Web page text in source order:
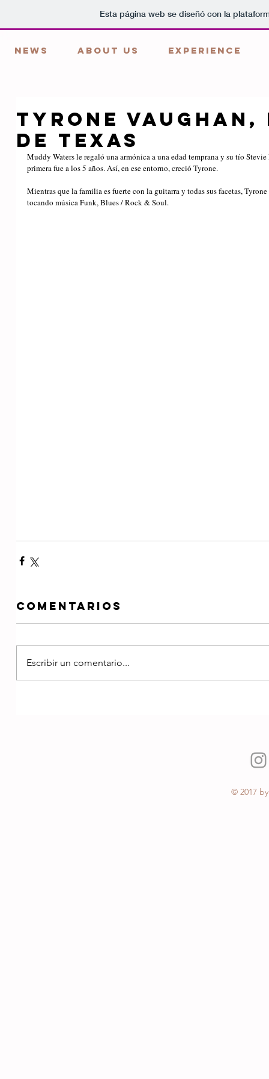
Esta página web se diseñó con la
NEWS ABOUT US EXPERIENCE
Tyrone
de Texas
Muddy Waters le regaló una armónica a una edad temprana y su tío
primera fue a los 5 años. Así, en ese entorno, creció Tyrone.
Mientras que la familia es fuerte con la guitarra y todas sus facetas,
tocando música Funk, Blues / Rock & Soul.
Comentarios
Escribir un comentario...
© 2017